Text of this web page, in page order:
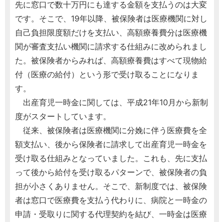
先に窓口で数十万円にも達する金額を支払うのは大変
です。そこで、19年以降、被保険者は医療機関に対し
自己負担限度額だけを支払い、高額療養費分は医療機
関が審査支払い機関に請求する仕組みに改められまし
た。被保険者からみれば、高額療養費はすべて現物給
付（医療の給付）という形で受け取ることになりま
す。
出産育児一時金に関しては、平成21年10月から新制
度がスタートしています。
従来、被保険者は医療機関に分娩に伴う医療費を全
額支払い、後から保険者に請求して出産育児一時金を
受け取る仕組みとなっていました。これも、先に支払
って後から給付を受け取るパターンで、被保険者の負
担が小さくありません。そこで、新制度では、被保険
者は窓口で医療費を支払う代わりに、病院と一時金の
申請・受取りに関する代理契約を結び、一時金は医療